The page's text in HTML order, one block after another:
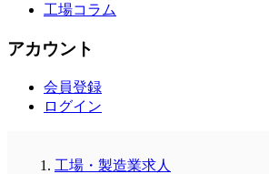
工場コラム
アカウント
会員登録
ログイン
工場・製造業求人